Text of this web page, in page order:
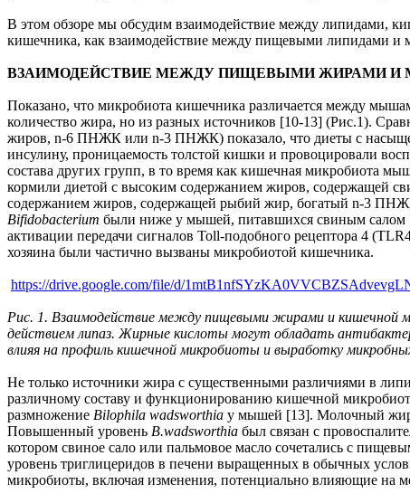
В этом обзоре мы обсудим взаимодействие между липидами,
кишечника, как взаимодействие между пищевыми липидами и
ВЗАИМОДЕЙСТВИЕ МЕЖДУ ПИЩЕВЫМИ ЖИРАМИ И
Показано, что микробиота кишечника различается между
количество жира, но из разных источников [10-13] (Рис.1).
жиров, n-6 ПНЖК или n-3 ПНЖК) показало, что диеты с
инсулину, проницаемость толстой кишки и провоцировали
состава других групп, в то время как кишечная
кормили диетой с высоким содержанием жиров, содержащей
содержанием жиров, содержащей рыбий жир, богатый n-3
Bifidobacterium были ниже у мышей, питавшихся свиным салом
активации передачи сигналов Toll-подобного рецептора 4
хозяина были частично вызваны микробиотой кишечника.
https://drive.google.com/file/d/
Рис. 1. Взаимодействие между пищевыми жирами и кишечной
действием липаз. Жирные кислоты могут обладать
влияя на профиль кишечной микробиоты и выработку
Не только источники жира с существенными различиями в
различному составу и функционированию кишечной
размножение Bilophila wadsworthia у мышей [13]. Молочный жир
Повышенный уровень В.wadsworthia был связан с
котором свиное сало или пальмовое масло сочетались с
уровень триглицеридов в печени выращенных в обычных
микробиоты, включая изменения, потенциально влияющие на